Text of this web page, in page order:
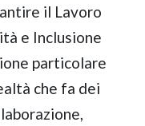
il Lavoro
e Inclusione
particolare
che fa dei